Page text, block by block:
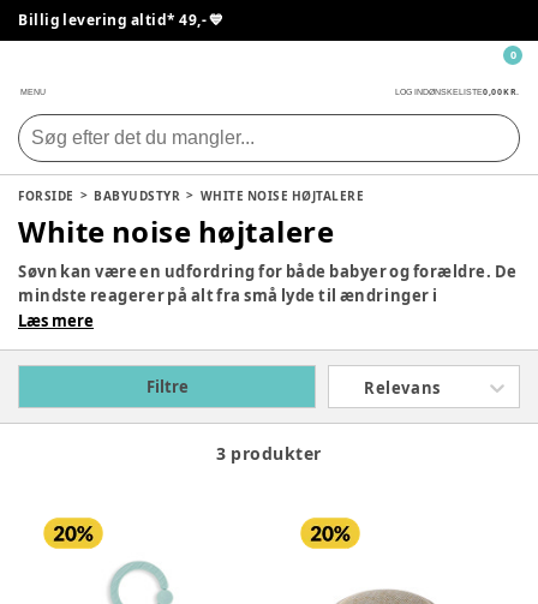
Billig levering altid* 49,- 💙
MENU LOG INDØNSKELISTE0,00 KR.
0
FORSIDE BABYUDSTYR WHITE NOISE HØJTALERE
White noise højtalere
Søvn kan være en udfordring for både babyer og forældre. De
mindste reagerer på alt fra små lyde til ændringer i
omgivelserne, og det kan gøre det svært for dem at falde til
genial løsning. White noise, eller hvid støj, skaber en rolig
baggrundslyd, der kan hjælpe din baby med at slappe af og
sove bedre.
Læs mere
Filtre Relevans
3 produkter